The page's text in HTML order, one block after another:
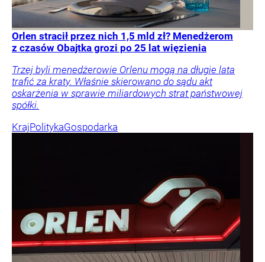
Orlen stracił przez nich 1,5 mld zł? Menedżerom
z czasów Obajtka grozi po 25 lat więzienia
Trzej byli menedżerowie Orlenu mogą na długie lata
trafić za kraty. Właśnie skierowano do sądu akt
oskarżenia w sprawie miliardowych strat państwowej
spółki.
KrajPolitykaGospodarka